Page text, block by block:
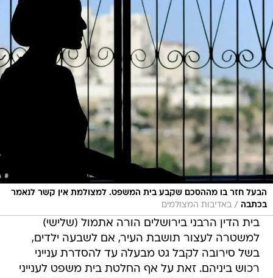
הבעל חזר בו מההסכם שקבע בית המשפט. למצולמת אין קשר לנאמר
בכתבה / באדיבות המצולמים
בית הדין הרבני בירושלים הורה אתמול (שלישי)
למשטרה לעצור תושבת העיר, אם לשבעה ילדים,
בשל סירובה לקבל גט מבעלה עד להסדרת ענייני
רכוש ביניהם. זאת על אף החלטת בית משפט לענייני